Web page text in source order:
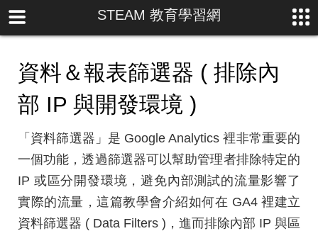
STEAM 教育學習網
資料＆報表篩選器 ( 排除內
部 IP 與開發環境 )
「資料篩選器」是 Google Analytics 裡非常重要的
一個功能，透過篩選器可以幫助管理者排除特定的
IP 或區分開發環境，避免內部測試的流量影響了
實際的流量，這篇教學會介紹如何在 GA4 裡建立
資料篩選器 ( Data Filters )，進而排除內部 IP 與區